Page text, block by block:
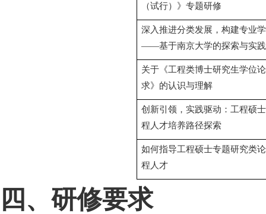
（试行）》专题研修
深入推进分类发展，构建专业
——基于南京大学的探索与实践
关于《工程类博士研究生学位
求》的认识与理解
创新引领，实践驱动：工程硕
程人才培养路径探索
如何指导工程硕士专题研究类
程人才
四、研修要求